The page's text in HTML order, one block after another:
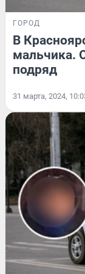
ГОРОД
В
мальчика.
подряд
31 марта, 2024,